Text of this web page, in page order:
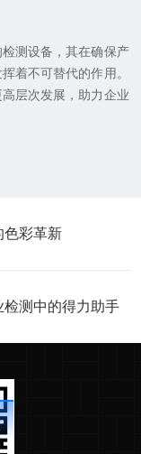
测设备，其在确保产
着不可替代的作用。
层次发展，助力企业
色彩革新
测中的得力助手